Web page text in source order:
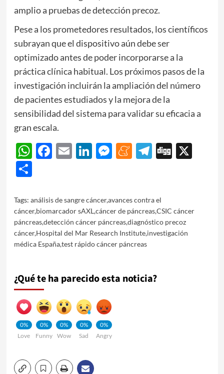
amplio a pruebas de detección precoz.
Pese a los prometedores resultados, los científicos
subrayan que el dispositivo aún debe ser
optimizado antes de poder incorporarse a la
práctica clínica habitual. Los próximos pasos de la
investigación incluirán la ampliación del número
de pacientes estudiados y la mejora de la
sensibilidad del sistema para validar su eficacia a
gran escala.
WhatsApp
Facebook
EmailLinkedIn
Messenger
Meneame
Telegram
Digg
X
Share
Tags: análisis de sangre cáncer,avances contra el
cáncer,biomarcador sAXL,cáncer de páncreas,CSIC cáncer
páncreas,detección cáncer páncreas,diagnóstico precoz
cáncer,Hospital del Mar Research Institute,investigación
médica España,test rápido cáncer páncreas
¿Qué te ha parecido esta noticia?
0%
Love
0%
Funny
0%
Wow
0%
Sad
0%
Angry